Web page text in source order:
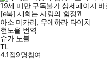
19세 미만 구독불가 상세페이지 바
[e북] 재회는 사랑의 함정?!
아소 미카리, 우에하라 타이치
현노을 번역
슈가 노블
TL
4.1점9명참여